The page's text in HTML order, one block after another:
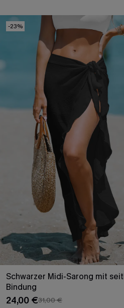
-23%
Schwarzer Midi-Sarong mit
Bindung
24,00 €31,00 €